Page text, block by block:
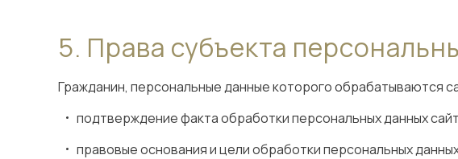
Права субъекта
Гражданин, персональные данные которого обрабатываются
подтверждение факта обработки персональных данных
правовые основания и цели обработки персональных